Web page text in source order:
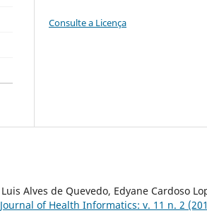
Consulte a Licença
Alves de Quevedo, Edyane Cardoso
Journal of Health Informatics: v. 11 n. 2